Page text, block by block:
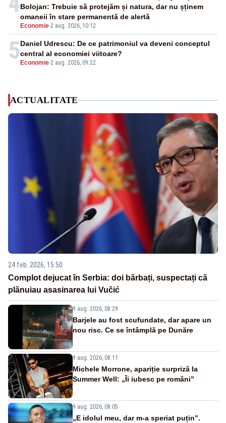
Economie-2 aug. 2026, 10:12
Bolojan: Trebuie să protejăm și natura, dar nu șținem
omaneii în stare permanentă de alertă
5 Economie-2 aug. 2026, 09:22
Daniel Udrescu: De ce patrimoniul va deveni conceptul
central al economiei viitoare?
ACTUALITATE
24 feb. 2026, 15:50
Complot dejucat în Serbia: doi bărbați, suspectați că
plănuiau asasinarea lui Vučić
9 aug. 2026, 08:29
Barjele au fost scufundate, dar apare un
nou risc. Ce se întâmplă pe Dunăre
9 aug. 2026, 08:11
Michele Morrone, apariție surpriză la
Summer Well: „Îi iubesc pe români”
9 aug. 2026, 08:05
„E idolul meu, dar m-a speriat puțin”.